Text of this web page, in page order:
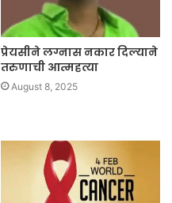
प्रेयसीने लग्नास नकार दिल्याने
तरुणाची आत्महत्या
August 8, 2025